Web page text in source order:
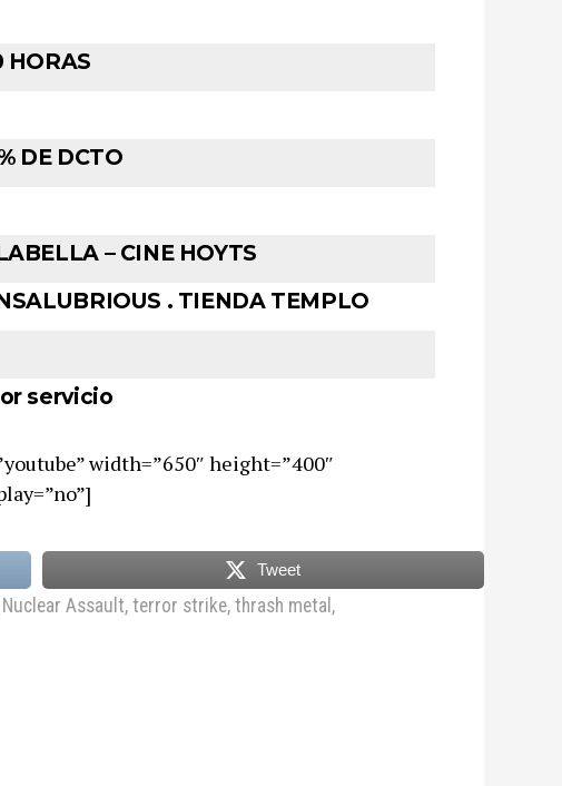
HORAS
DE DCTO
– CINE HOYTS
. TIENDA TEMPLO
servicio
width=”650″ height=”400″
Tweet
Nuclear Assault, terror strike, thrash metal ,